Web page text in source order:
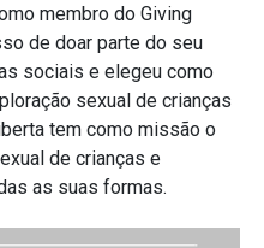
membro do Giving
de doar parte do seu
sociais e elegeu como
sexual de crianças
tem como missão o
de crianças e
as suas formas.